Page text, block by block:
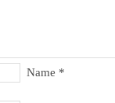
Name *